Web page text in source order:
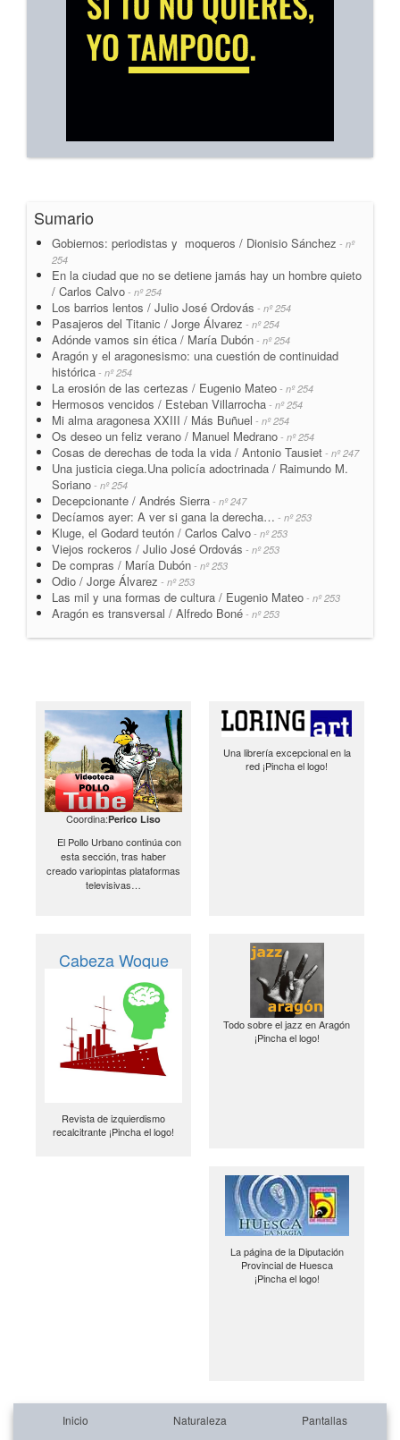
Sumario
Gobiernos: periodistas y moqueros / Dionisio Sánchez - nº
254
En la ciudad que no se detiene jamás hay un hombre quieto
/ Carlos Calvo - nº 254
Los barrios lentos / Julio José Ordovás - nº 254
Pasajeros del Titanic / Jorge Álvarez - nº 254
Adónde vamos sin ética / María Dubón - nº 254
Aragón y el aragonesismo: una cuestión de continuidad
histórica - nº 254
La erosión de las certezas / Eugenio Mateo - nº 254
Hermosos vencidos / Esteban Villarrocha - nº 254
Mi alma aragonesa XXIII / Más Buñuel - nº 254
Os deseo un feliz verano / Manuel Medrano - nº 254
Cosas de derechas de toda la vida / Antonio Tausiet - nº 247
Una justicia ciega.Una policía adoctrinada / Raimundo M.
Soriano - nº 254
Decepcionante / Andrés Sierra - nº 247
Decíamos ayer: A ver si gana la derecha… - nº 253
Kluge, el Godard teutón / Carlos Calvo - nº 253
Viejos rockeros / Julio José Ordovás - nº 253
De compras / María Dubón - nº 253
Odio / Jorge Álvarez - nº 253
Las mil y una formas de cultura / Eugenio Mateo - nº 253
Aragón es transversal / Alfredo Boné - nº 253
Coordina:Perico Liso
El Pollo Urbano continúa con
esta sección, tras haber
creado variopintas plataformas
televisivas…
Una librería excepcional en la
red ¡Pincha el logo!
Cabeza Woque
Revista de izquierdismo
recalcitrante ¡Pincha el logo!
Todo sobre el jazz en Aragón
¡Pincha el logo!
La página de la Diputación
Provincial de Huesca
¡Pincha el logo!
Inicio Naturaleza Pantallas